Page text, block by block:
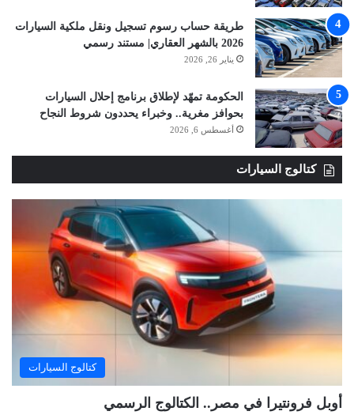
طريقة حساب رسوم تسجيل ونقل ملكية السيارات
2026 بالشهر العقاري| مستند رسمي
يناير 26, 2026
الحكومة تمهّد لإطلاق برنامج إحلال السيارات
بحوافز مغرية.. وخبراء يحددون شروط النجاح
أغسطس 6, 2026
كتالوج السيارات
كتالوج السيارات
أوبل فرونتيرا في مصر.. الكتالوج الرسمي